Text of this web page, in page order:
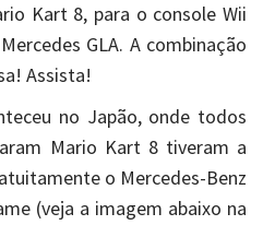
Kart 8, para o console Wii
GLA. A combinação
Assista!
no Japão, onde todos
Mario Kart 8 tiveram a
o Mercedes-Benz
(veja a imagem abaixo na